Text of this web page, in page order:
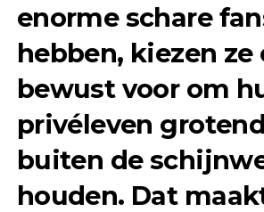
enorme schare
hebben, kiezen ze
bewust voor om
privéleven
buiten de
houden. Dat